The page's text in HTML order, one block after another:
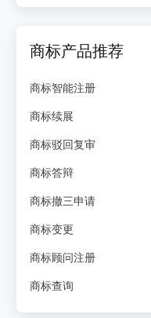
商标产品推荐
商标智能注册
商标续展
商标驳回复审
商标答辩
商标撤三申请
商标变更
商标顾问注册
商标查询